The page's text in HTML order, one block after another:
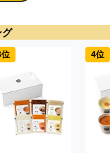
4位